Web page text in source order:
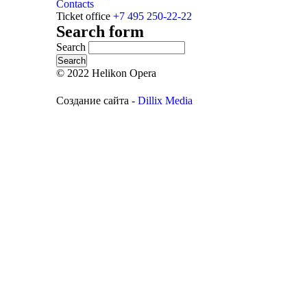
Contacts
Ticket office +7 495 250-22-22
Search form
Search
© 2022 Helikon Opera
Создание сайта - Dillix Media